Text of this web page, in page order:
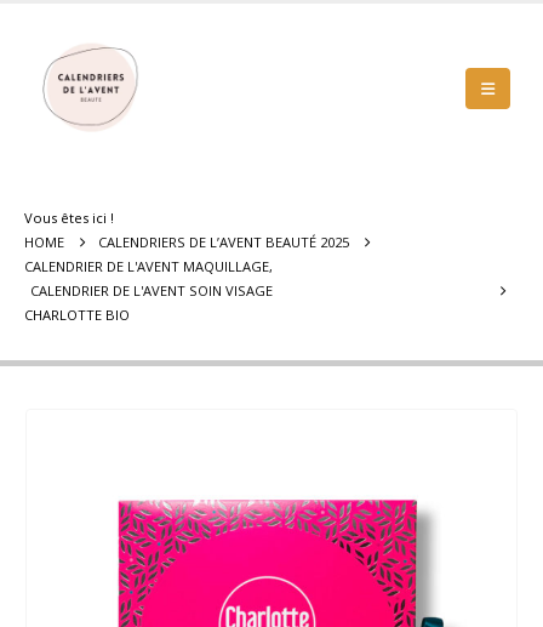
Vous êtes ici !
HOME
CALENDRIERS DE L’AVENT BEAUTÉ 2025
CALENDRIER DE L'AVENT MAQUILLAGE,
CALENDRIER DE L'AVENT SOIN VISAGE
CHARLOTTE BIO